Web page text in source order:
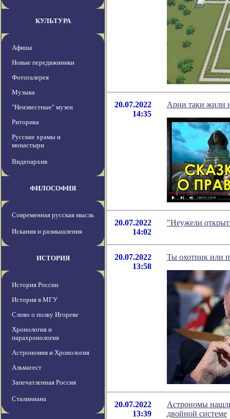
КУЛЬТУРА
Афиша
Новые передвжиники
Фотогалерея
Музыка
"Неизвестные" музеи
Риторика
Русские храмы и
монастыри
Видеоархив
ФИЛОСОФИЯ
Современная русская мысль
Искания и размышления
ИСТОРИЯ
История России
История в МГУ
Слово о полку Игореве
Хронология и
парахронология
Астрономия и Хронология
Альмагест
Запечатленная Россия
Сталиниана
20.07.2022
14:35
Арии таки жили
20.07.2022
14:02
"Неужели
20.07.2022
13:58
Ты охотник или
20.07.2022
13:39
Астрономы
двойной системе